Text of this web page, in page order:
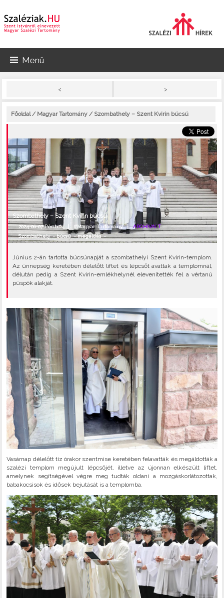
Menü
< >
Főoldal/ Magyar Tartomány / Szombathely – Szent Kvirin búcsú
Szombathely – Szent Kvirin búcsú
2024-06-07 Péntek | #Magyar Tartomány|ARCHIVÁLT
Szombathely•búcsú•megáldás•
Június 2-án tartotta búcsúnapját a szombathelyi Szent Kvirin-templom.
Az ünnepség keretében délelőtt liftet és lépcsőt avattak a templomnál,
délután pedig a Szent Kvirin-emlékhelynél elevenítették fel a vértanú
püspök alakját.
Vasárnap délelőtt tíz órakor szentmise keretében felavatták és megáldották a
szalézi templom megújult lépcsőjét, illetve az újonnan elkészült liftet,
amelynek segítségével végre meg tudták oldani a mozgáskorlátozottak,
babakocsisok és idősek bejutását is a templomba.